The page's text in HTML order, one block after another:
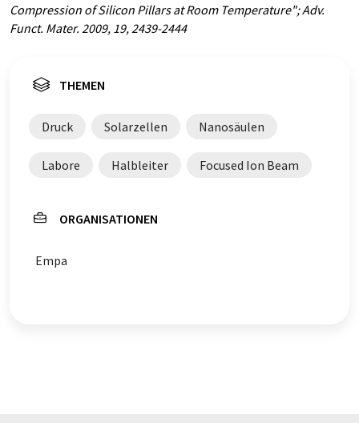
Compression of Silicon Pillars at Room Temperature"; Adv.
Funct. Mater. 2009, 19, 2439-2444
THEMEN
Druck Solarzellen Nanosäulen
Labore Halbleiter Focused Ion Beam
ORGANISATIONEN
Empa